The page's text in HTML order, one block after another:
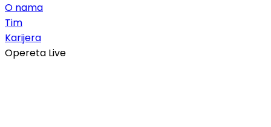
O nama
Tim
Karijera
Opereta Live